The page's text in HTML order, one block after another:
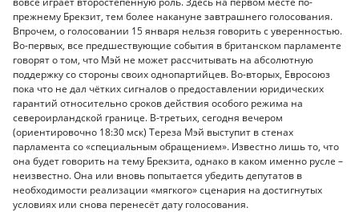
прежнему Брекзит, тем более накануне завтрашнего голосования.
Впрочем, о голосовании 15 января нельзя говорить с уверенностью.
Во-первых, все предшествующие события в британском парламенте
говорят о том, что Мэй не может рассчитывать на абсолютную
поддержку со стороны своих однопартийцев. Во-вторых, Евросоюз
пока что не дал чётких сигналов о предоставлении юридических
гарантий относительно сроков действия особого режима на
североирландской границе. В-третьих, сегодня вечером
(ориентировочно 18:30 мск) Тереза Мэй выступит в стенах
парламента со «специальным обращением». Известно лишь то, что
она будет говорить на тему Брекзита, однако в каком именно русле –
неизвестно. Она или вновь попытается убедить депутатов в
необходимости реализации «мягкого» сценария на достигнутых
условиях или снова перенесёт дату голосования.